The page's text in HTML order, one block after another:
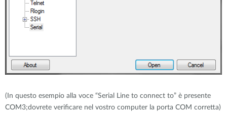
(In questo esempio alla voce “Serial Line to connect to” è presente
COM3;dovrete verificare nel vostro computer la porta COM corretta)